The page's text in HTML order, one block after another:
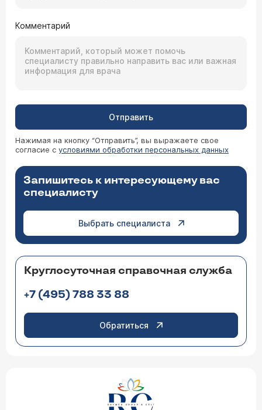
Комментарий
Отправить
Нажимая на кнопку “Отправить”, вы выражаете свое
согласие с условиями обработки персональных данных
Запишитесь к интересующему вас
специалисту
Выбрать специалиста
Круглосуточная справочная служба
+7 (495) 788 33 88
Обратиться